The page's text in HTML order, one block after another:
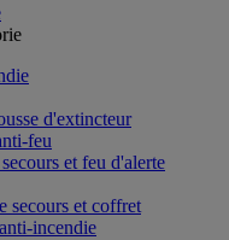
d'extincteur
feu
et feu d'alerte
secours et coffret
incendie